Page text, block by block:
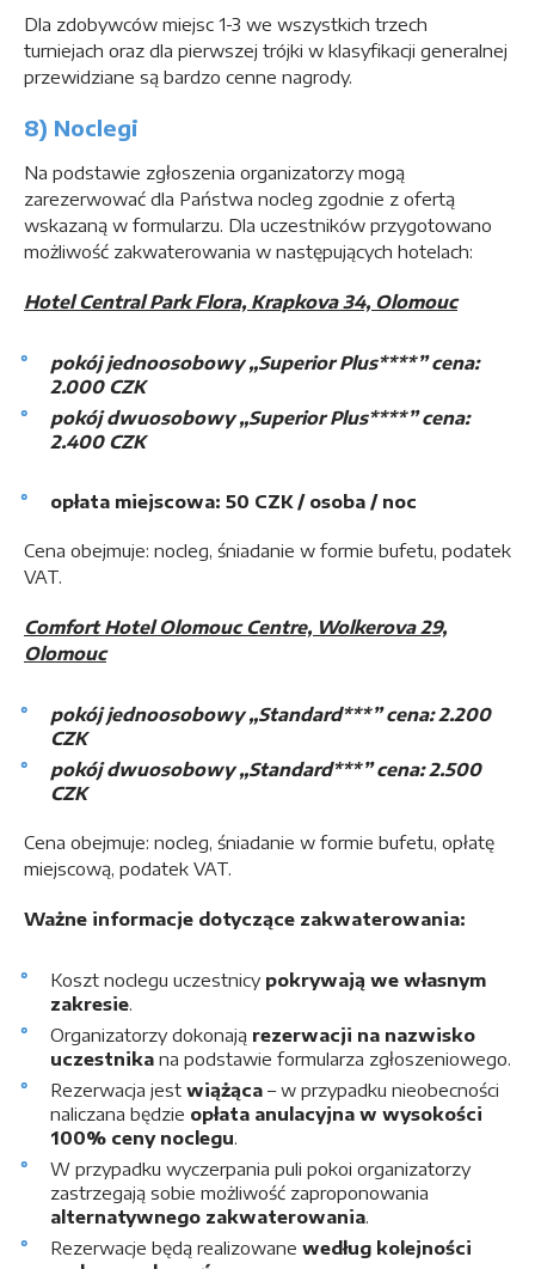
Dla zdobywców miejsc 1-3 we wszystkich trzech
turniejach oraz dla pierwszej trójki w klasyfikacji generalnej
przewidziane są bardzo cenne nagrody.
8) Noclegi
Na podstawie zgłoszenia organizatorzy mogą
zarezerwować dla Państwa nocleg zgodnie z ofertą
wskazaną w formularzu. Dla uczestników przygotowano
możliwość zakwaterowania w następujących hotelach:
Hotel Central Park Flora, Krapkova 34, Olomouc
pokój jednoosobowy „Superior Plus****” cena:
2.000 CZK
pokój dwuosobowy „Superior Plus****” cena:
2.400 CZK
opłata miejscowa: 50 CZK / osoba / noc
Cena obejmuje: nocleg, śniadanie w formie bufetu, podatek
VAT.
Comfort Hotel Olomouc Centre, Wolkerova 29,
Olomouc
pokój jednoosobowy „Standard***” cena: 2.200
CZK
pokój dwuosobowy „Standard***” cena: 2.500
CZK
Cena obejmuje: nocleg, śniadanie w formie bufetu, opłatę
miejscową, podatek VAT.
Ważne informacje dotyczące zakwaterowania:
Koszt noclegu uczestnicy pokrywają we własnym
zakresie
Organizatorzy dokonają rezerwacji na nazwisko
uczestnika na podstawie formularza zgłoszeniowego.
Rezerwacja jest wiążąca – w przypadku nieobecności
naliczana będzie opłata anulacyjna w wysokości
100% ceny noclegu
W przypadku wyczerpania puli pokoi organizatorzy
zastrzegają sobie możliwość zaproponowania
alternatywnego zakwaterowania
Rezerwacje będą realizowane według kolejności